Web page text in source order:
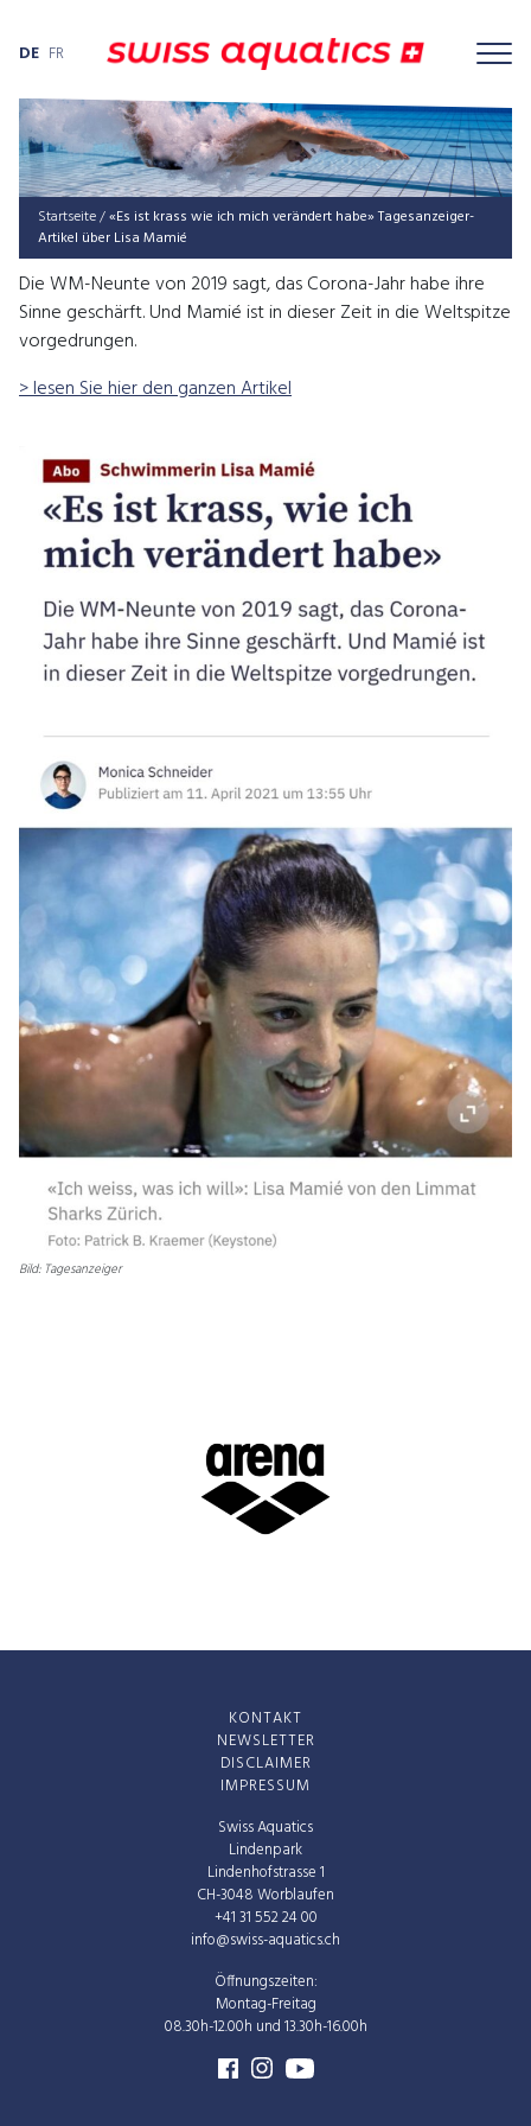
DE FR
Startseite/«Es ist krass wie ich mich ver­än­dert habe» Tages­an­zei­ger-
Arti­kel über Lisa Mamié
Bild: Tagesanzeiger
Die WM-Neunte von 2019 sagt, das Corona-Jahr habe ihre
Sinne geschärft. Und Mamié ist in dieser Zeit in die Weltspitze
vorgedrungen.
> lesen Sie hier den ganzen Artikel
Swiss Aquatics
Lindenpark
Lindenhofstrasse 1
CH-3048 Worblaufen
+41 31 552 24 00
info@swiss-aquatics.ch
Öffnungszeiten:
Montag-Freitag
08.30h-12.00h und 13.30h-16.00h
KONTAKT
NEWSLETTER
DISCLAIMER
IMPRESSUM